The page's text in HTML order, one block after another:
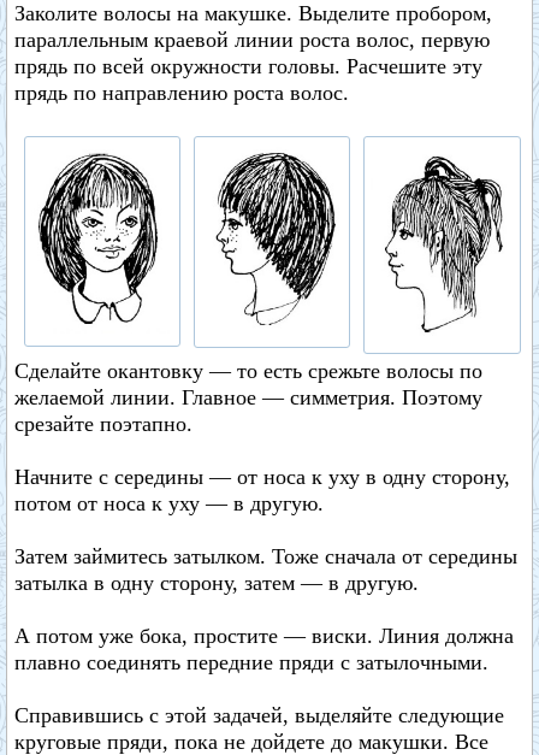
Заколите волосы на макушке. Выделите пробором,
параллельным краевой линии роста волос, первую
прядь по всей окружности головы. Расчешите эту
прядь по направлению роста волос.
Сделайте окантовку — то есть срежьте волосы по
желаемой линии. Главное — симметрия. Поэтому
срезайте поэтапно.
Начните с середины — от носа к уху в одну сторону,
потом от носа к уху — в другую.
Затем займитесь затылком. Тоже сначала от середины
затылка в одну сторону, затем — в другую.
А потом уже бока, простите — виски. Линия должна
плавно соединять передние пряди с затылочными.
Справившись с этой задачей, выделяйте следующие
круговые пряди, пока не дойдете до макушки. Все